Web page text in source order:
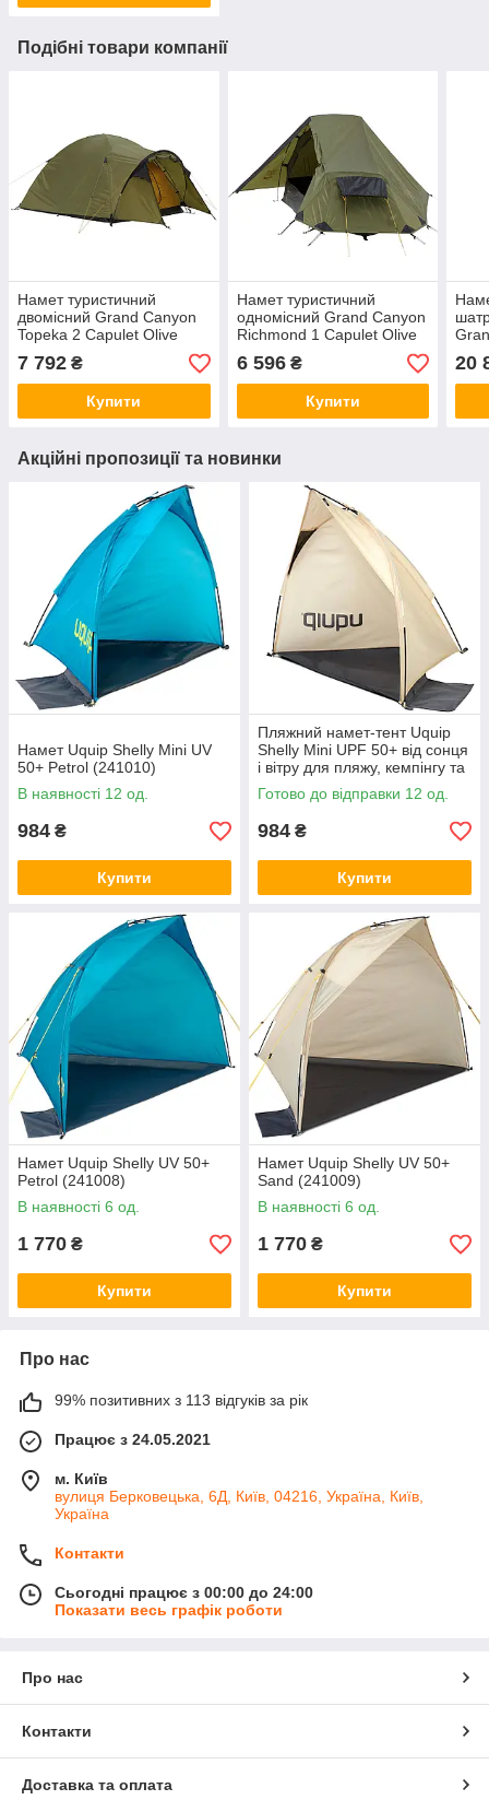
Подібні товари компанії
Намет туристичний
двомісний Grand Canyon
Topeka 2 Capulet Olive
7 792 ₴
Купити
Намет туристичний
одномісний Grand Canyon
Richmond 1 Capulet Olive
6 596₴
Купити
8
20
Акційні пропозиції та новинки
Намет Uquip Shelly Mini UV
50+ Petrol (241010)
В наявності 12 од.
984 ₴
Купити
Пляжний намет-тент Uquip
Shelly Mini UPF 50+ від сонця
і вітру для пляжу, кемпінгу та
відпочинку, піщаний/сірий
Готово до відправки 12 од.
984 ₴
Купити
Намет Uquip Shelly UV 50+
Petrol (241008)
В наявності 6 од.
1 770 ₴
Купити
Намет Uquip Shelly UV 50+
Sand (241009)
В наявності 6 од.
1 770 ₴
Купити
Про нас
99% позитивних з 113 відгуків за рік
Працює з 24.05.2021
м. Київ
вулиця Берковецька, 6Д, Київ, 04216, Україна, Київ,
Україна
Контакти
Сьогодні працює з 00:00 до 24:00
Показати весь графік роботи
Про нас
Контакти
Доставка та оплата